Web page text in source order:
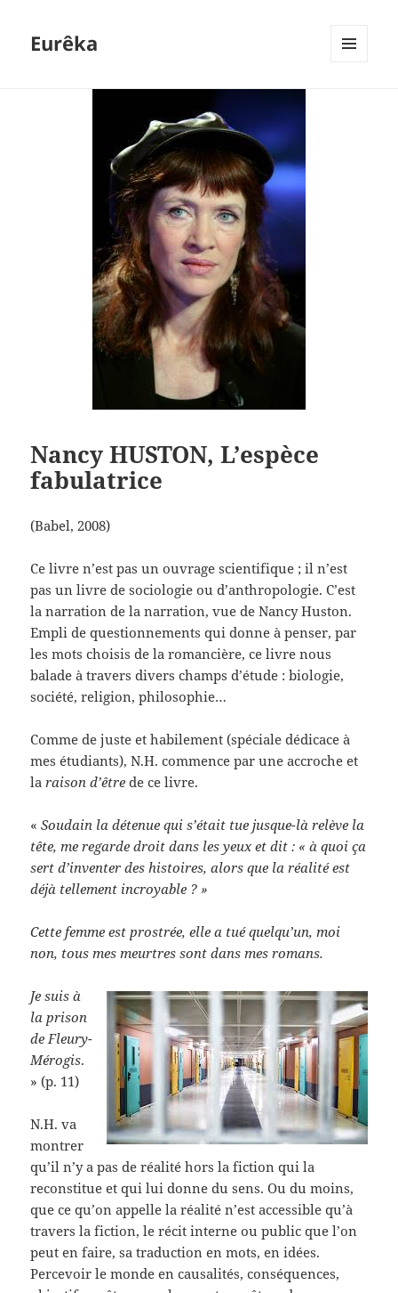
Eurêka
Nancy HUSTON, L’espèce
fabulatrice
(Babel, 2008)
Ce livre n’est pas un ouvrage scientifique ; il n’est
pas un livre de sociologie ou d’anthropologie. C’est
la narration de la narration, vue de Nancy Huston.
Empli de questionnements qui donne à penser, par
les mots choisis de la romancière, ce livre nous
balade à travers divers champs d’étude : biologie,
société, religion, philosophie…
Comme de juste et habilement (spéciale dédicace à
mes étudiants), N.H. commence par une accroche et
laraison d’être de ce livre.
«Soudain la détenue qui s’était tue jusque-là relève la
tête, me regarde droit dans les yeux et dit : « à quoi ça
sert d’inventer des histoires, alors que la réalité est
déjà tellement incroyable ? »
Cette femme est prostrée, elle a tué quelqu’un, moi
non, tous mes meurtres sont dans mes romans.
Je suis à
la prison
de Fleury-
Mérogis.
» (p. 11)
N.H. va
montrer
qu’il n’y a pas de réalité hors la fiction qui la
reconstitue et qui lui donne du sens. Ou du moins,
que ce qu’on appelle la réalité n’est accessible qu’à
travers la fiction, le récit interne ou public que l’on
peut en faire, sa traduction en mots, en idées.
Percevoir le monde en causalités, conséquences,